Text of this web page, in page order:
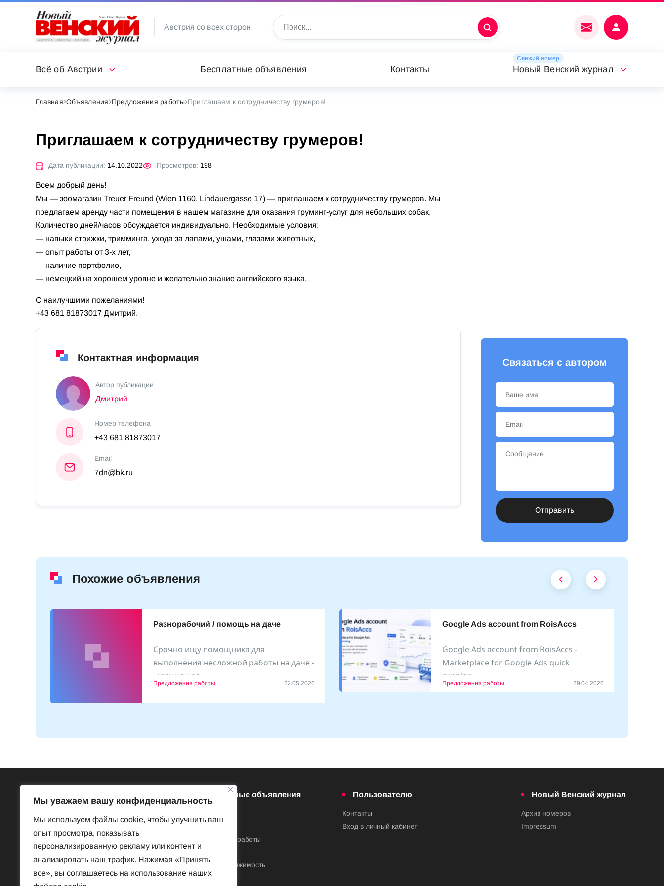
Мы уважаем вашу конфиденциальность
Мы используем файлы cookie, чтобы улучшить ваш
опыт просмотра, показывать
персонализированную рекламу или контент и
анализировать наш трафик. Нажимая «Принять
все», вы соглашаетесь на использование наших
Австрия со всех сторон
Всё об Австрии Бесплатные объявления Контакты
Свежий номер
Новый Венский журнал
Главная Объявления Предложения работы Приглашаем к сотрудничеству грумеров!
Приглашаем к сотрудничеству грумеров!
Дата публикации: 14.10.2022 Просмотров: 198
Всем добрый день!
Мы — зоомагазин Treuer Freund (Wien 1160, Lindauergasse 17) — приглашаем к сотрудничеству грумеров. Мы
предлагаем аренду части помещения в нашем магазине для оказания груминг-услуг для небольших собак.
Количество дней/часов обсуждается индивидуально. Необходимые условия:
— навыки стрижки, тримминга, ухода за лапами, ушами, глазами животных,
— опыт работы от 3-х лет,
— наличие портфолио,
— немецкий на хорошем уровне и желательно знание английского языка.
С наилучшими пожеланиями!
+43 681 81873017 Дмитрий.
Контактная информация
Автор публикации
Дмитрий
Номер телефона
+43 681 81873017
Email
7dn@bk.ru
Связаться с автором
Отправить
Похожие объявления
Разнорабочий / помощь на даче
Срочно ищу помощника для
выполнения несложной работы на даче -
«муж на час»
Предложения работы 22.05.2026
Google Ads account from RoisAccs
Google Ads account from RoisAccs -
Marketplace for Google Ads quick
running.
We help create
Предложения работы 29.04.2026
Законы и порядки
Нравы и обычаи
История
Наука
Культура
Бесплатные объявления
Предложения работы
Частная недвижимость
Пользователю
Контакты
Вход в личный кабинет
Новый Венский журнал
Архив номеров
Impressum